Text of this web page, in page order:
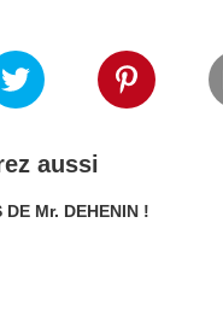
aussi
DE Mr. DEHENIN !